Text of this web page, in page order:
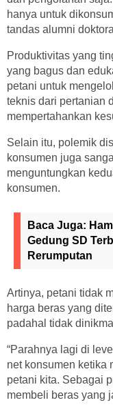
hanya untuk
tandas alumni
Produktivitas yang
yang bagus dan
petani untuk
teknis dari pertanian
mempertahankan
Selain itu, polemik
konsumen juga
menguntungkan
konsumen.
Baca Juga:
Gedung SD
Rerumputan
Artinya, petani tidak
harga beras yang
padahal tidak
“Parahnya lagi di
net konsumen ketika
petani kita. Sebagai
membeli beras yang